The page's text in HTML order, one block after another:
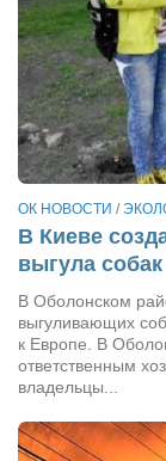
ОК НОВОСТИ /
В Киеве
выгула собак
В Оболонском
выгуливающих
к Европе. В
ответственным
владельцы...